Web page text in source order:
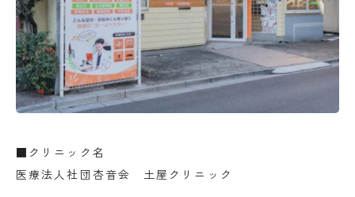
■クリニック名
医療法人社団杏音会 土屋クリニック